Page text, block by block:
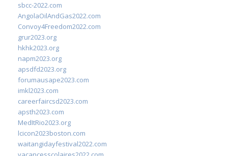
sbcc-2022.com
AngolaOilAndGas2022.com
Convoy4Freedom2022.com
grur2023.org
hkhk2023.org
napm2023.org
apsdfd2023.org
forumausape2023.com
imkl2023.com
careerfaircsd2023.com
apsth2023.com
MedItRio2023.org
lcicon2023boston.com
waitangidayfestival2022.com